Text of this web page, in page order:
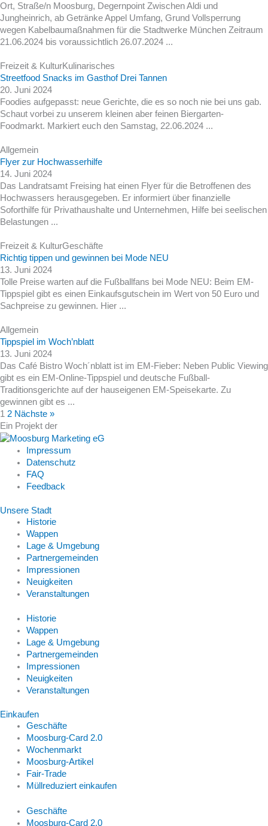
Ort, Straße/n Moosburg, Degernpoint Zwischen Aldi und
Jungheinrich, ab Getränke Appel Umfang, Grund Vollsperrung
wegen Kabelbaumaßnahmen für die Stadtwerke München Zeitraum
21.06.2024 bis voraussichtlich 26.07.2024 ...
Freizeit & KulturKulinarisches
Streetfood Snacks im Gasthof Drei Tannen
20. Juni 2024
Foodies aufgepasst: neue Gerichte, die es so noch nie bei uns gab.
Schaut vorbei zu unserem kleinen aber feinen Biergarten-
Foodmarkt. Markiert euch den Samstag, 22.06.2024 ...
Allgemein
Flyer zur Hochwasserhilfe
14. Juni 2024
Das Landratsamt Freising hat einen Flyer für die Betroffenen des
Hochwassers herausgegeben. Er informiert über finanzielle
Soforthilfe für Privathaushalte und Unternehmen, Hilfe bei seelischen
Belastungen ...
Freizeit & KulturGeschäfte
Richtig tippen und gewinnen bei Mode NEU
13. Juni 2024
Tolle Preise warten auf die Fußballfans bei Mode NEU: Beim EM-
Tippspiel gibt es einen Einkaufsgutschein im Wert von 50 Euro und
Sachpreise zu gewinnen. Hier ...
Allgemein
Tippspiel im Woch’nblatt
13. Juni 2024
Das Café Bistro Woch´nblatt ist im EM-Fieber: Neben Public Viewing
gibt es ein EM-Online-Tippspiel und deutsche Fußball-
Traditionsgerichte auf der hauseigenen EM-Speisekarte. Zu
gewinnen gibt es ...
1 2 Nächste »
Ein Projekt der
Impressum
Datenschutz
FAQ
Feedback
Unsere Stadt
Historie
Wappen
Lage & Umgebung
Partnergemeinden
Impressionen
Neuigkeiten
Veranstaltungen
Historie
Wappen
Lage & Umgebung
Partnergemeinden
Impressionen
Neuigkeiten
Veranstaltungen
Einkaufen
Geschäfte
Moosburg-Card 2.0
Wochenmarkt
Moosburg-Artikel
Fair-Trade
Müllreduziert einkaufen
Geschäfte
Moosburg-Card 2.0